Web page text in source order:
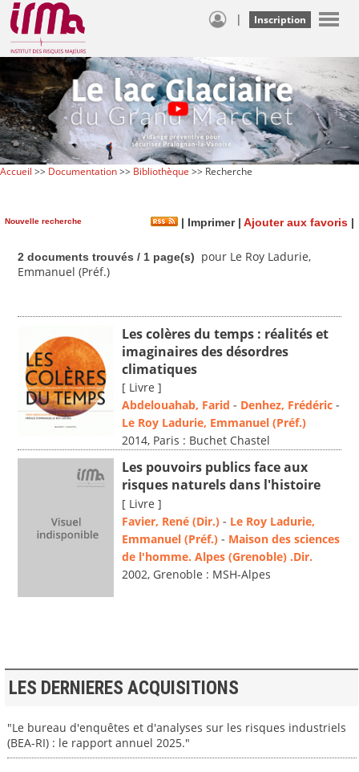
| Inscription
Accueil >> Documentation>> Bibliothèque >> Recherche
Nouvelle recherche | Imprimer| Ajouter aux favoris |
2 documents trouvés / 1 page(s)
pour Le Roy Ladurie,
Emmanuel (Préf.)
Les colères du temps : réalités et
imaginaires des désordres
climatiques
[ Livre ]
Abdelouahab, Farid - Denhez, Frédéric -
Le Roy Ladurie, Emmanuel (Préf.)
2014, Paris : Buchet Chastel
Les pouvoirs publics face aux
risques naturels dans l'histoire
[ Livre ]
Favier, René (Dir.) - Le Roy Ladurie,
Emmanuel (Préf.) - Maison des sciences
de l'homme. Alpes (Grenoble) .Dir.
2002, Grenoble : MSH-Alpes
LES DERNIERES ACQUISITIONS
"Le bureau d'enquêtes et d'analyses sur les risques industriels
(BEA-RI) : le rapport annuel 2025."